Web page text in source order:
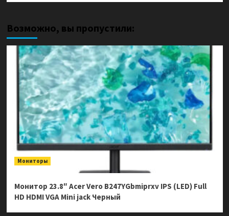
Возможно, вы пропустили:
Мониторы
Монитор 23.8″ Acer Vero B247YGbmiprxv IPS (LED) Full
HD HDMI VGA Mini jack Черный